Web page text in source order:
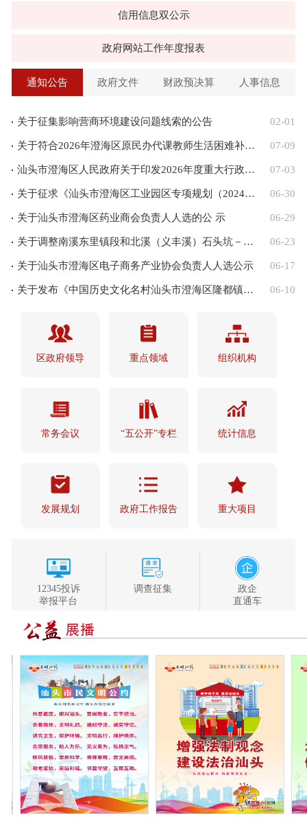
信用信息双公示
政府网站工作年度报表
通知公告 政府文件 财政预决算 人事信息
关于征集影响营商环境建设问题线索的公告 02-01
关于符合2026年澄海区原民办代课教师生活困难补助发放条件人员名单的公示 07-09
汕头市澄海区人民政府关于印发2026年度重大行政决策事项目录的通知 07-03
关于征求《汕头市澄海区工业园区专项规划（2024—2035年）（公示稿）》意见的公告 06-30
关于汕头市澄海区药业商会负责人人选的公 示 06-29
关于调整南溪东里镇段和北溪（义丰溪）石头坑－古围河段河道管理范围的公告 06-23
关于汕头市澄海区电子商务产业协会负责人人选公示 06-17
关于发布《中国历史文化名村汕头市澄海区隆都镇前美村保护规划（2021－2035年）》《中国历史文化名村汕头市澄海区莲下镇程洋冈村保护规划（2021－2035年）》的公告 06-10
区政府领导 重点领域 组织机构
常务会议 “五公开”专栏 统计信息
发展规划 政府工作报告 重大项目
12345投诉
举报平台
调查征集
政企
直通车